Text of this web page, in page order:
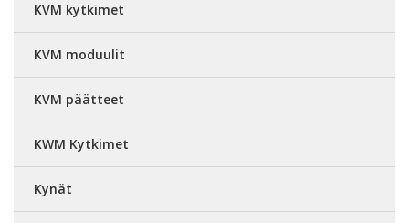
KVM kytkimet
KVM moduulit
KVM päätteet
KWM Kytkimet
Kynät